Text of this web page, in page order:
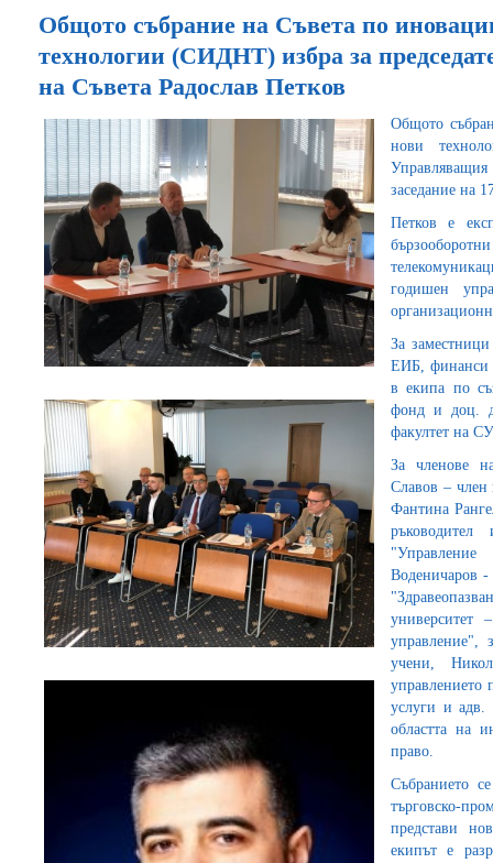
Общото събрание на Съвета по
технологии (СИДНТ) избра за
на Съвета Радослав Петков
Общото
нови
заседание на
Петков е
годишен
За
ЕИБ, финанси
в екипа по
фонд и доц.
факултет на
За членове
Славов –
Фантина
Воденичаров -
университет
управление",
учени,
управлението
услуги и
областта на
право.
Събранието
търговско-
представи
екипът е